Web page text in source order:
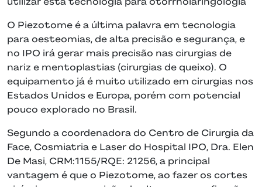
O Piezotome é a última palavra em tecnologia
para oesteomias, de alta precisão e segurança, e
no IPO irá gerar mais precisão nas cirurgias de
nariz e mentoplastias (cirurgias de queixo). O
equipamento já é muito utilizado em cirurgias nos
Estados Unidos e Europa, porém com potencial
pouco explorado no Brasil.
Segundo a coordenadora do Centro de Cirurgia da
Face, Cosmiatria e Laser do Hospital IPO, Dra. Elen
De Masi, CRM:1155/RQE: 21256, a principal
vantagem é que o Piezotome, ao fazer os cortes